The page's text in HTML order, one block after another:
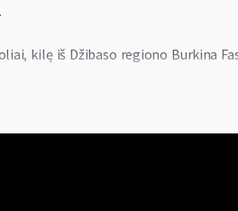
kilę iš Džibaso regiono Burkina
įtaką.